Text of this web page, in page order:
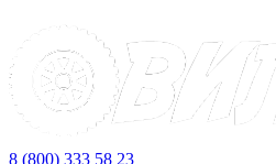
8 (800) 333 58 23